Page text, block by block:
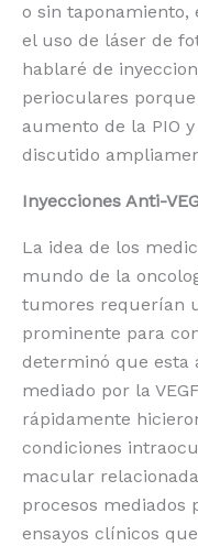
o sin taponamiento,
el uso de láser de
hablaré de
perioculares
aumento de la PIO
discutido
Inyecciones Anti-
La idea de los
mundo de la
tumores requerían
prominente para
determinó que esta
mediado por la
rápidamente
condiciones
macular
procesos mediados
ensayos clínicos